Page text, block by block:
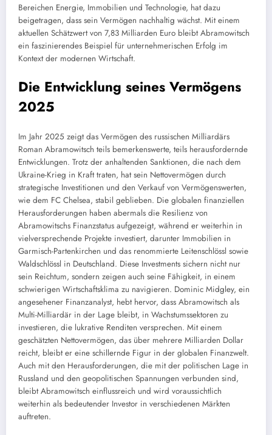
Bereichen Energie, Immobilien und Technologie, hat dazu
beigetragen, dass sein Vermögen nachhaltig wächst. Mit einem
aktuellen Schätzwert von 7,83 Milliarden Euro bleibt Abramowitsch
ein faszinierendes Beispiel für unternehmerischen Erfolg im
Kontext der modernen Wirtschaft.
Die Entwicklung seines Vermögens
2025
Im Jahr 2025 zeigt das Vermögen des russischen Milliardärs
Roman Abramowitsch teils bemerkenswerte, teils herausfordernde
Entwicklungen. Trotz der anhaltenden Sanktionen, die nach dem
Ukraine-Krieg in Kraft traten, hat sein Nettovermögen durch
strategische Investitionen und den Verkauf von Vermögenswerten,
wie dem FC Chelsea, stabil geblieben. Die globalen finanziellen
Herausforderungen haben abermals die Resilienz von
Abramowitschs Finanzstatus aufgezeigt, während er weiterhin in
vielversprechende Projekte investiert, darunter Immobilien in
Garmisch-Partenkirchen und das renommierte Leitenschlössl sowie
Waldschlössl in Deutschland. Diese Investments sichern nicht nur
sein Reichtum, sondern zeigen auch seine Fähigkeit, in einem
schwierigen Wirtschaftsklima zu navigieren. Dominic Midgley, ein
angesehener Finanzanalyst, hebt hervor, dass Abramowitsch als
Multi-Milliardär in der Lage bleibt, in Wachstumssektoren zu
investieren, die lukrative Renditen versprechen. Mit einem
geschätzten Nettovermögen, das über mehrere Milliarden Dollar
reicht, bleibt er eine schillernde Figur in der globalen Finanzwelt.
Auch mit den Herausforderungen, die mit der politischen Lage in
Russland und den geopolitischen Spannungen verbunden sind,
bleibt Abramowitsch einflussreich und wird voraussichtlich
weiterhin als bedeutender Investor in verschiedenen Märkten
auftreten.